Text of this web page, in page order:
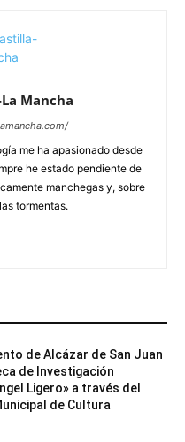
Mancha
me ha apasionado desde
he estado pendiente de
manchegas y, sobre
tormentas.
de Alcázar de San Juan
de Investigación
Ligero» a través del
de Cultura